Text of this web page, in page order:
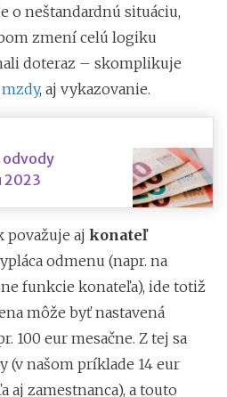
o neštandardnú situáciu,
zmení celú logiku
doteraz – skomplikuje
, aj vykazovanie.
odvody
2023
považuje aj konateľ
odmenu (napr. na
funkcie konateľa), ide totiž
môže byť nastavená
100 eur mesačne. Z tej sa
(v našom príklade 14 eur
aj zamestnanca), a touto